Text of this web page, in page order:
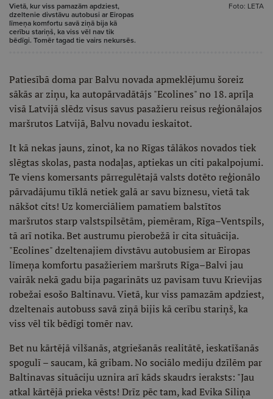
Vietā, kur viss pamazām apdziest,
dzeltenie divstāvu autobusi ar Eiropas
līmeņa komfortu savā ziņā bija kā
cerību stariņš, ka viss vēl nav tik
bēdīgi. Tomēr tagad tie vairs nekursēs.
Foto: LETA
Patiesībā doma par Balvu novada apmeklējumu šoreiz
sākās ar ziņu, ka autopārvadātājs "Ecolines" no 18. aprīļa
visā Latvijā slēdz visus savus pasažieru reisus reģionālajos
maršrutos Latvijā, Balvu novadu ieskaitot.
It kā nekas jauns, zinot, ka no Rīgas tālākos novados tiek
slēgtas skolas, pasta nodaļas, aptiekas un citi pakalpojumi.
Te viens komersants pārregulētajā valsts dotēto reģionālo
pārvadājumu tīklā netiek galā ar savu biznesu, vietā tak
nākšot cits! Uz komerciāliem pamatiem balstītos
maršrutos starp valstspilsētām, piemēram, Rīga–Ventspils,
tā arī notika. Bet austrumu pierobežā ir cita situācija.
"Ecolines" dzeltenajiem divstāvu autobusiem ar Eiropas
līmeņa komfortu pasažieriem maršruts Rīga–Balvi jau
vairāk nekā gadu bija pagarināts uz pavisam tuvu Krievijas
robežai esošo Baltinavu. Vietā, kur viss pamazām apdziest,
dzeltenais autobuss savā ziņā bijis kā cerību stariņš, ka
viss vēl tik bēdīgi tomēr nav.
Bet nu kārtējā vilšanās, atgriešanās realitātē, ieskatīšanās
spogulī – saucam, kā gribam. No sociālo mediju dzīlēm par
Baltinavas situāciju uznira arī kāds skaudrs ieraksts: "Jau
atkal kārtējā prieka vēsts! Drīz pēc tam, kad Evika Siliņa